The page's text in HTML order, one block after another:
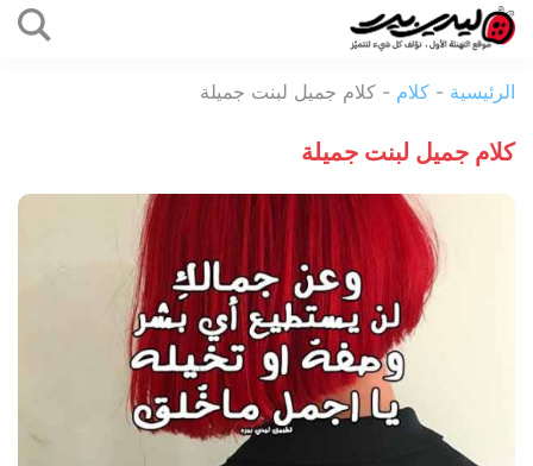
المحتوى
بيرد
الرئيسية - كلام - كلام جميل لبنت جميلة
كلام جميل لبنت جميلة